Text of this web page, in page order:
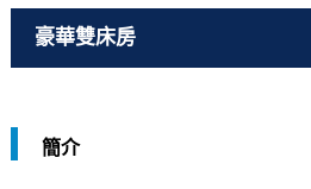
豪華雙床房
簡介